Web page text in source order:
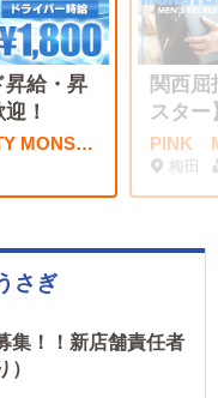
給・昇
！
PINK MONSTER＆MINTY MONSTER神戸三宮店 (ピンクモンスター&ミンティーモンスター)
関西屈
スター
中！
PINK
梅田
さぎ
集！！新店舗責任者